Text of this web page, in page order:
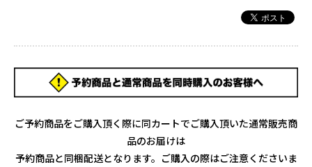
ご予約商品をご購入頂く際に同カートでご購入頂いた通常販売商
品のお届けは
予約商品と同梱配送となります。ご購入の際はご注意くださいま